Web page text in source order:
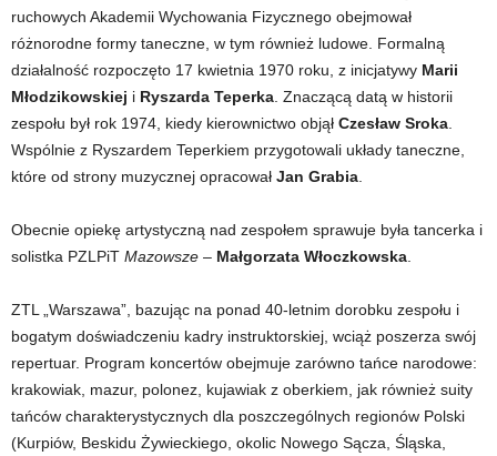
ruchowych Akademii Wychowania Fizycznego obejmował
różnorodne formy taneczne, w tym również ludowe. Formalną
działalność rozpoczęto 17 kwietnia 1970 roku, z inicjatywy Marii
Młodzikowskiej i Ryszarda Teperka . Znaczącą datą w historii
zespołu był rok 1974, kiedy kierownictwo objął Czesław Sroka
Wspólnie z Ryszardem Teperkiem przygotowali układy taneczne,
które od strony muzycznej opracował Jan Grabia
Obecnie opiekę artystyczną nad zespołem sprawuje była tancerka i
solistka PZLPiT Mazowsze – Małgorzata Włoczkowska
ZTL „Warszawa”, bazując na ponad 40-letnim dorobku zespołu i
bogatym doświadczeniu kadry instruktorskiej, wciąż poszerza swój
repertuar. Program koncertów obejmuje zarówno tańce narodowe:
krakowiak, mazur, polonez, kujawiak z oberkiem, jak również suity
tańców charakterystycznych dla poszczególnych regionów Polski
(Kurpiów, Beskidu Żywieckiego, okolic Nowego Sącza, Śląska,